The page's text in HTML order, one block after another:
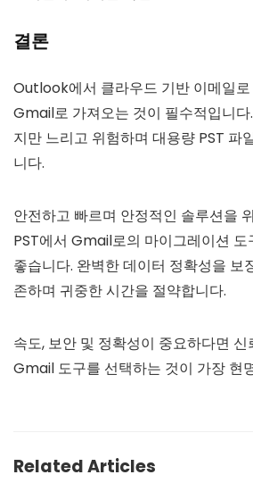
결론
Outlook에서 클라우드 기반 이메일로
Gmail로 가져오는 것이 필수적입니
지만 느리고 위험하며 대용량 PST 파
니다.
안전하고 빠르며 안정적인 솔루션을
PST에서 Gmail로의 마이그레이션 도
좋습니다. 완벽한 데이터 정확성을 보
존하며 귀중한 시간을 절약합니다.
속도, 보안 및 정확성이 중요하다면
Gmail 도구를 선택하는 것이 가장 현
Related Articles